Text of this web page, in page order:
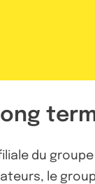
du
le